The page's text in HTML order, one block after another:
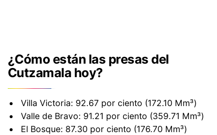
¿Cómo están las presas del
Cutzamala hoy?
Villa Victoria: 92.67 por ciento (172.10 Mm³)
Valle de Bravo: 91.21 por ciento (359.71 Mm³)
El Bosque: 87.30 por ciento (176.70 Mm³)